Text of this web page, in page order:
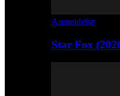
Anmeldelse
Star Fox